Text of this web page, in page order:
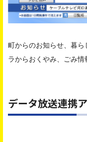
町からのお知らせ、暮
ラからおくやみ、ごみ情
データ放送連携